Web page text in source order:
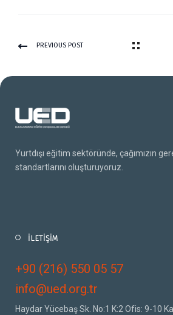
PREVIOUS POST
Yurtdışı eğitim sektöründe, çağımızın
standartlarını oluşturuyoruz.
İLETİŞİM
+90 (216) 550 05 57
info@ued.org.tr
Haydar Yücebaş Sk. No:1 K:2 Ofis: 9-10